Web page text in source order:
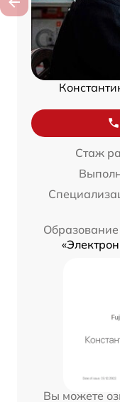
Стаж
Образование
Вы можете